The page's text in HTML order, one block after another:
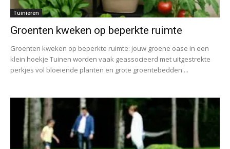
Tuinieren
Groenten kweken op beperkte ruimte
Groenten kweken op beperkte ruimte: jouw groene oase in een
klein hoekje Tuinen worden vaak geassocieerd met uitgestrekte
perkjes vol bloeiende planten en grote groentebedden....